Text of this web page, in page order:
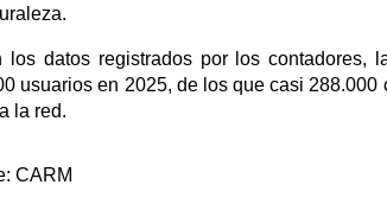
los datos registrados por los
usuarios en 2025, de los que casi
la red.
CARM